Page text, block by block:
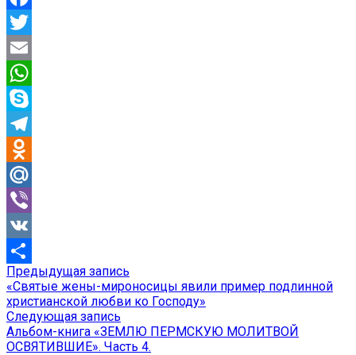
Facebook
Twitter
Email
WhatsApp
Skype
Telegram
Odnoklassniki
Mail.Ru
Viber
VK
Отправить
Навигация
по
записям
Предыдущая запись
запись:
«Святые жены-мироносицы явили пример подлинной
христианской любви ко Господу»
Следующая запись
запись:
Альбом-книга «ЗЕМЛЮ ПЕРМСКУЮ МОЛИТВОЙ
ОСВЯТИВШИЕ». Часть 4.